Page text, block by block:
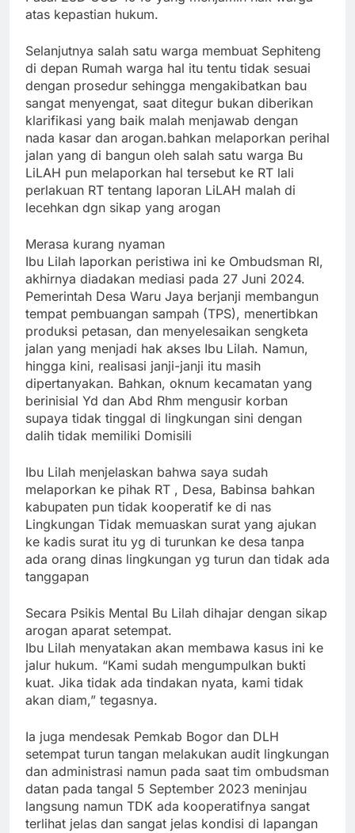
atas kepastian hukum.
Selanjutnya salah satu warga membuat Sephiteng
di depan Rumah warga hal itu tentu tidak sesuai
dengan prosedur sehingga mengakibatkan bau
sangat menyengat, saat ditegur bukan diberikan
klarifikasi yang baik malah menjawab dengan
nada kasar dan arogan.bahkan melaporkan perihal
jalan yang di bangun oleh salah satu warga Bu
LiLAH pun melaporkan hal tersebut ke RT lali
perlakuan RT tentang laporan LiLAH malah di
lecehkan dgn sikap yang arogan
Merasa kurang nyaman
Ibu Lilah laporkan peristiwa ini ke Ombudsman RI,
akhirnya diadakan mediasi pada 27 Juni 2024.
Pemerintah Desa Waru Jaya berjanji membangun
tempat pembuangan sampah (TPS), menertibkan
produksi petasan, dan menyelesaikan sengketa
jalan yang menjadi hak akses Ibu Lilah. Namun,
hingga kini, realisasi janji-janji itu masih
dipertanyakan. Bahkan, oknum kecamatan yang
berinisial Yd dan Abd Rhm mengusir korban
supaya tidak tinggal di lingkungan sini dengan
dalih tidak memiliki Domisili
Ibu Lilah menjelaskan bahwa saya sudah
melaporkan ke pihak RT , Desa, Babinsa bahkan
kabupaten pun tidak kooperatif ke di nas
Lingkungan Tidak memuaskan surat yang ajukan
ke kadis surat itu yg di turunkan ke desa tanpa
ada orang dinas lingkungan yg turun dan tidak ada
tanggapan
Secara Psikis Mental Bu Lilah dihajar dengan sikap
arogan aparat setempat.
Ibu Lilah menyatakan akan membawa kasus ini ke
jalur hukum. “Kami sudah mengumpulkan bukti
kuat. Jika tidak ada tindakan nyata, kami tidak
akan diam,” tegasnya.
Ia juga mendesak Pemkab Bogor dan DLH
setempat turun tangan melakukan audit lingkungan
dan administrasi namun pada saat tim ombudsman
datan pada tangal 5 September 2023 meninjau
langsung namun TDK ada kooperatifnya sangat
terlihat jelas dan sangat jelas kondisi di lapangan